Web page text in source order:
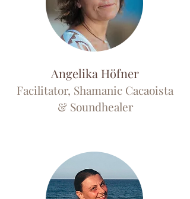
Angelika Höfner
Facilitator, Shamanic Cacaoista
& Soundhealer